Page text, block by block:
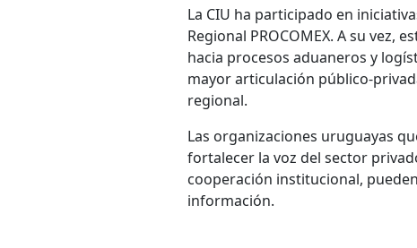
La CIU ha participado en
Regional PROCOMEX. A su vez,
hacia procesos aduaneros y
mayor articulación público-
regional.
Las organizaciones uruguayas
fortalecer la voz del sector
cooperación institucional,
información.